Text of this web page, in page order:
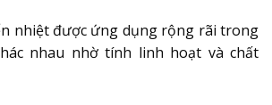
nhiệt được ứng dụng rộng rãi trong
nhau nhờ tính linh hoạt và chất